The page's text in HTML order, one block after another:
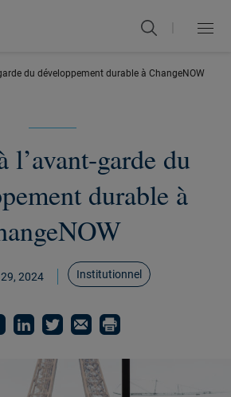
Menu
Fermer
du développement durable à ChangeNOW
l’avant-garde du
durable à
2024 Institutionnel